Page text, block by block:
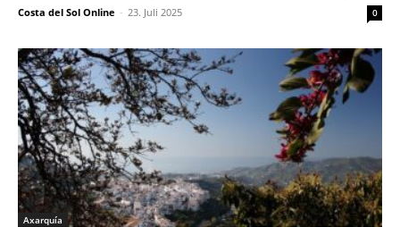
Costa del Sol Online - 23. Juli 2025 0
Axarquía